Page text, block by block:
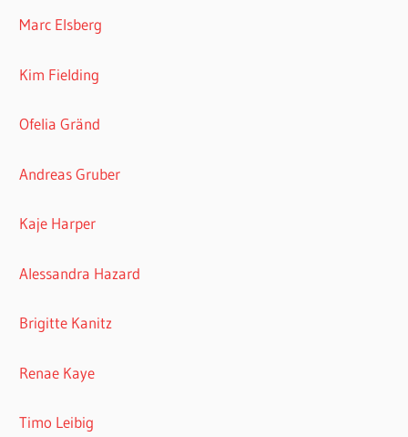
Marc Elsberg
Kim Fielding
Ofelia Gränd
Andreas Gruber
Kaje Harper
Alessandra Hazard
Brigitte Kanitz
Renae Kaye
Timo Leibig